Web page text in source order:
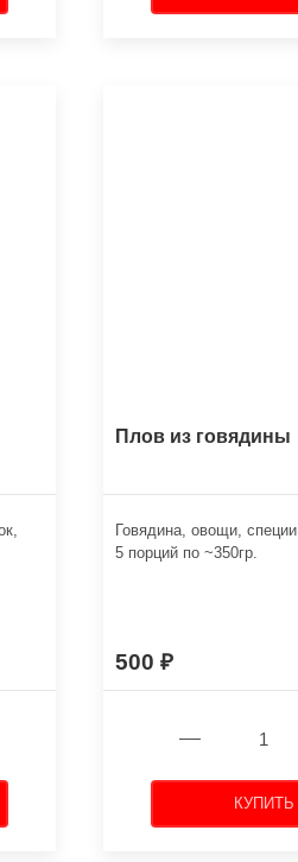
Плов из говядины
Говядина, овощи,
5 порций по ~350гр.
500
КУПИТЬ